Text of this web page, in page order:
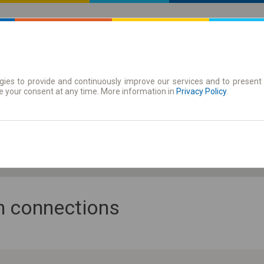
| Tickets Season tickets
connections
to provide and continuously improve our services and to
your consent at any time. More information in Privacy Policy.